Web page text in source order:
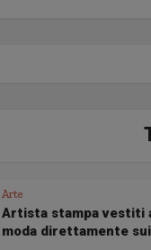
Arte
Artista stampa vestiti
moda direttamente